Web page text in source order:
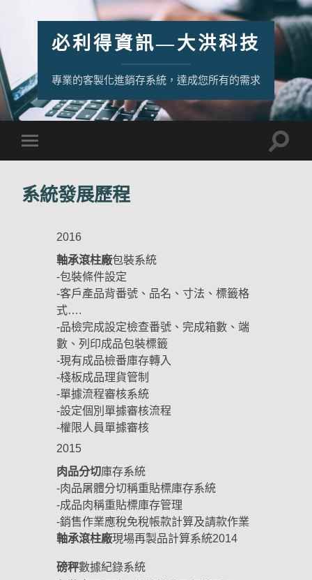
必利得資訊—大洪科技
專業的客製化進銷存系統，達成您所有的需求
系統發展歷程
2016
軸承滾柱廠包裝系統
-包裝條件設定
-客戶產品背番號、品名、寸法、標籤格
式….
-品檢完成設定檢查番號、完成箱數、端
數、列印成品包裝標籤
-現有成品檢番庫存轉入
-棧板成品理貨管制
-單據流程審核系統
-設定個別單據審核流程
-權限人員單據審核
2015
肉品分切庫存系統
-肉品屠體分切稱重貼標庫存系統
-成品肉稱重貼標庫存管理
-銷售作業應稅免稅帳款計算及請款作業
軸承滾柱廠現場再製品計算系統2014
磅秤數據紀錄系統